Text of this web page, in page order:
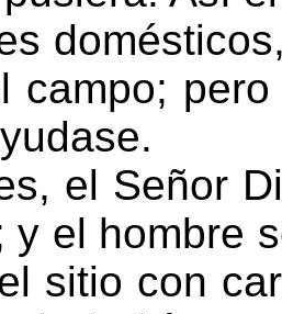
campo;
el Señor
y el hombre
sitio con